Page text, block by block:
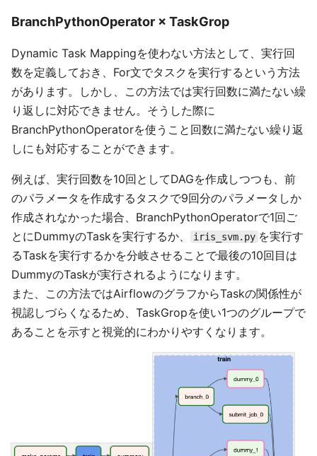
BranchPythonOperator × TaskGrop
Dynamic Task Mappingを使わない方法として、実行回
数を定義しておき、For文でタスクを実行するという方法
があります。しかし、この方法では実行回数に満たない繰
り返しに対応できません。そうした際に
BranchPythonOperatorを使うこと回数に満たない繰り返
しにも対応することができます。
例えば、実行回数を10回としてDAGを作成しつつも、前
のパラメータを作成するタスクで9回分のパラメータしか
作成されなかった場合、BranchPythonOperatorで1回ご
とにDummyのTaskを実行するか、
iris_svm.py を実行す
るTaskを実行するかを分岐させることで最後の10回目は
DummyのTaskが実行されるようになります。
また、この方法ではAirflowのグラフからTaskの関係性が
視認しづらくなるため、TaskGropを使い1つのグループで
あることを示すと視覚的にわかりやすくなります。